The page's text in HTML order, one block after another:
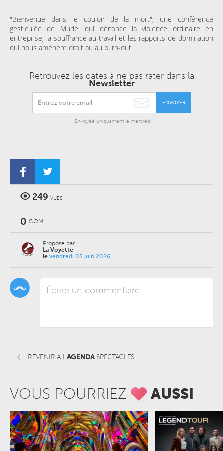
"Bienvenue dans le couloir de la mort", une conférence
gesticulée de Muriel qui dénonce la violence ordinaire en
entreprise, la souffrance au travail et les rapports de domination
qui nous amènent droit au au burn-out !
Retrouvez les dates à ne pas rater dans la
Newsletter
ENVOYER
* Envoyée uniquement le mercredi.
249 VUES
0 COM'
Proposé par
La Voyette
le vendredi 05 juin 2026
REVENIR A L'AGENDASPECTACLES
VOUS POURRIEZ AUSSI